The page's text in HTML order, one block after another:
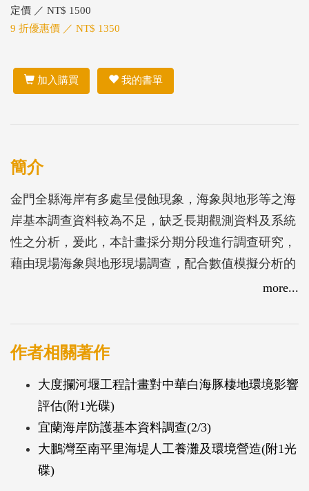
定價 ／ NT$ 1500
9 折優惠價 ／ NT$ 1350
加入購買 我的書單
簡介
金門全縣海岸有多處呈侵蝕現象，海象與地形等之海
岸基本調查資料較為不足，缺乏長期觀測資料及系統
性之分析，爰此，本計畫採分期分段進行調查研究，
藉由現場海象與地形現場調查，配合數值模擬分析的
方式，研擬各分段海岸之侵蝕防治策略方法，以期完
104年計畫區範圍為古寧頭至嚨口海岸段，海岸線長
度約5.0公里。
31.52m，以安岐至嚨口海岸侵蝕較為嚴重。一維模式
配合二維數值風浪模式的冬夏季波場模擬結果進行灘
線變遷模擬，結果顯示本計畫區在僅考慮季節風浪的
作用下並不會有明顯的變化。
海岸防護規劃二方案：
more...
作者相關著作
大度攔河堰工程計畫對中華白海豚棲地環境影響
評估(附1光碟)
宜蘭海岸防護基本資料調查(2/3)
大鵬灣至南平里海堤人工養灘及環境營造(附1光
碟)